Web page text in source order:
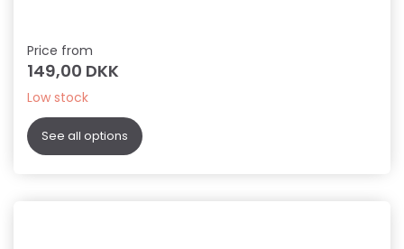
Price from
149,00 DKK
Low stock
See all options